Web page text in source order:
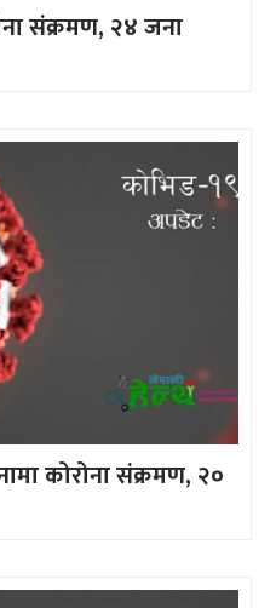
संक्रमण, २४ जना
कोरोना संक्रमण, २०